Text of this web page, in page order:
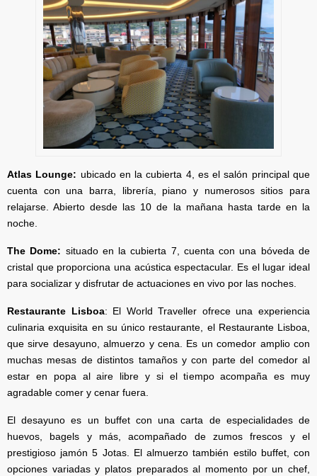
Atlas Lounge: ubicado en la cubierta 4, es el salón principal que
cuenta con una barra, librería, piano y numerosos sitios para
relajarse. Abierto desde las 10 de la mañana hasta tarde en la
noche.
The Dome: situado en la cubierta 7, cuenta con una bóveda de
cristal que proporciona una acústica espectacular. Es el lugar ideal
para socializar y disfrutar de actuaciones en vivo por las noches.
Restaurante Lisboa: El World Traveller ofrece una experiencia
culinaria exquisita en su único restaurante, el Restaurante Lisboa,
que sirve desayuno, almuerzo y cena. Es un comedor amplio con
muchas mesas de distintos tamaños y con parte del comedor al
estar en popa al aire libre y si el tiempo acompaña es muy
agradable comer y cenar fuera.
El desayuno es un buffet con una carta de especialidades de
huevos, bagels y más, acompañado de zumos frescos y el
prestigioso jamón 5 Jotas. El almuerzo también estilo buffet, con
opciones variadas y platos preparados al momento por un chef,